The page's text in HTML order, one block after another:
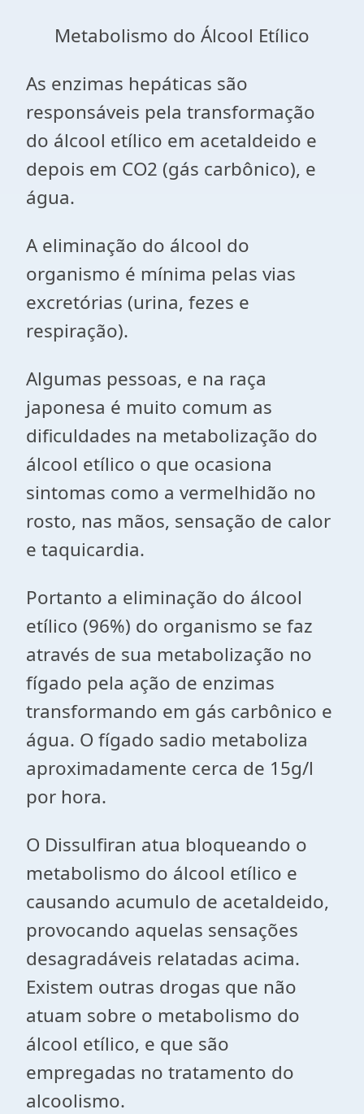
Metabolismo do Álcool Etílico
As enzimas hepáticas são
responsáveis pela transformação
do álcool etílico em acetaldeido e
depois em CO2 (gás carbônico), e
água.
A eliminação do álcool do
organismo é mínima pelas vias
excretórias (urina, fezes e
respiração).
Algumas pessoas, e na raça
japonesa é muito comum as
dificuldades na metabolização do
álcool etílico o que ocasiona
sintomas como a vermelhidão no
rosto, nas mãos, sensação de calor
e taquicardia.
Portanto a eliminação do álcool
etílico (96%) do organismo se faz
através de sua metabolização no
fígado pela ação de enzimas
transformando em gás carbônico e
água. O fígado sadio metaboliza
aproximadamente cerca de 15g/l
por hora.
O Dissulfiran atua bloqueando o
metabolismo do álcool etílico e
causando acumulo de acetaldeido,
provocando aquelas sensações
desagradáveis relatadas acima.
Existem outras drogas que não
atuam sobre o metabolismo do
álcool etílico, e que são
empregadas no tratamento do
alcoolismo.